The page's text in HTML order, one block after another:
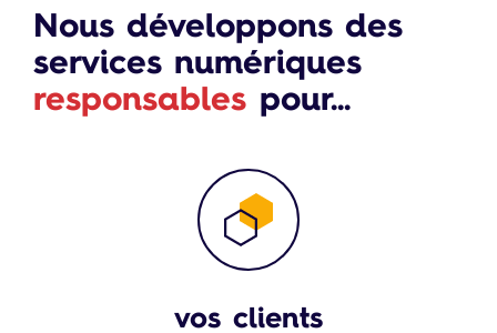
Nous développons des
services numériques
responsables pour...
vos clients